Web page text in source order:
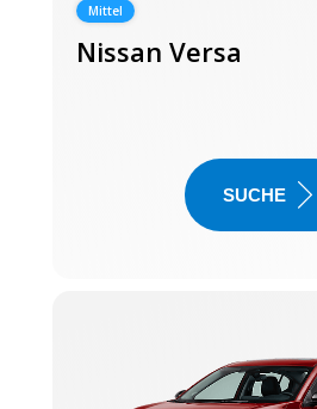
Mittel
Nissan Versa
SUCHE